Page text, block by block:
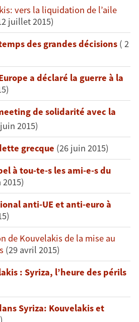
vers la liquidation de l’aile
juillet 2015)
des grandes décisions ( 2
a déclaré la guerre à la
de solidarité avec la
2015)
grecque (26 juin 2015)
à tou-te-s les ami-e-s du
anti-UE et anti-euro à
de Kouvelakis de la mise au
(29 avril 2015)
: Syriza, l’heure des périls
Syriza: Kouvelakis et